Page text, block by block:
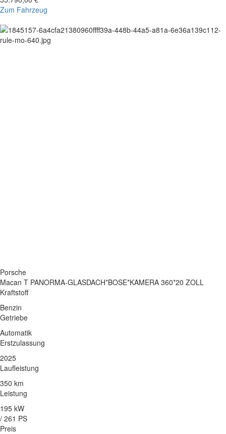
Zum Fahrzeug
Porsche
Macan T PANORMA-GLASDACH*BOSE*KAMERA 360*20 ZOLL
Kraftstoff
Benzin
Getriebe
Automatik
Erstzulassung
2025
Laufleistung
350 km
Leistung
195 kW
/ 261 PS
Preis